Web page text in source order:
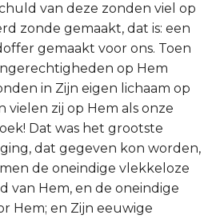
van deze zonden viel op
zonde gemaakt, dat is: een
gemaakt voor ons. Toen
op Hem
in Zijn eigen lichaam op
vielen zij op Hem als onze
Dat was het grootste
dat gegeven kon worden,
de oneindige vlekkeloze
van Hem, en de oneindige
Hem; en Zijn eeuwige